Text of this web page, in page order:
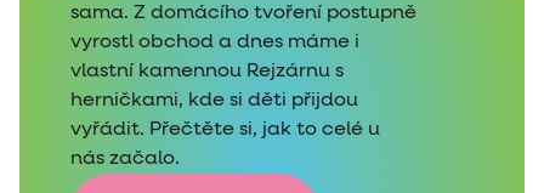
sama. Z domácího tvoření postupně
vyrostl obchod a dnes máme i
vlastní kamennou Rejzárnu s
herničkami, kde si děti přijdou
vyřádit. Přečtěte si, jak to celé u
nás začalo.